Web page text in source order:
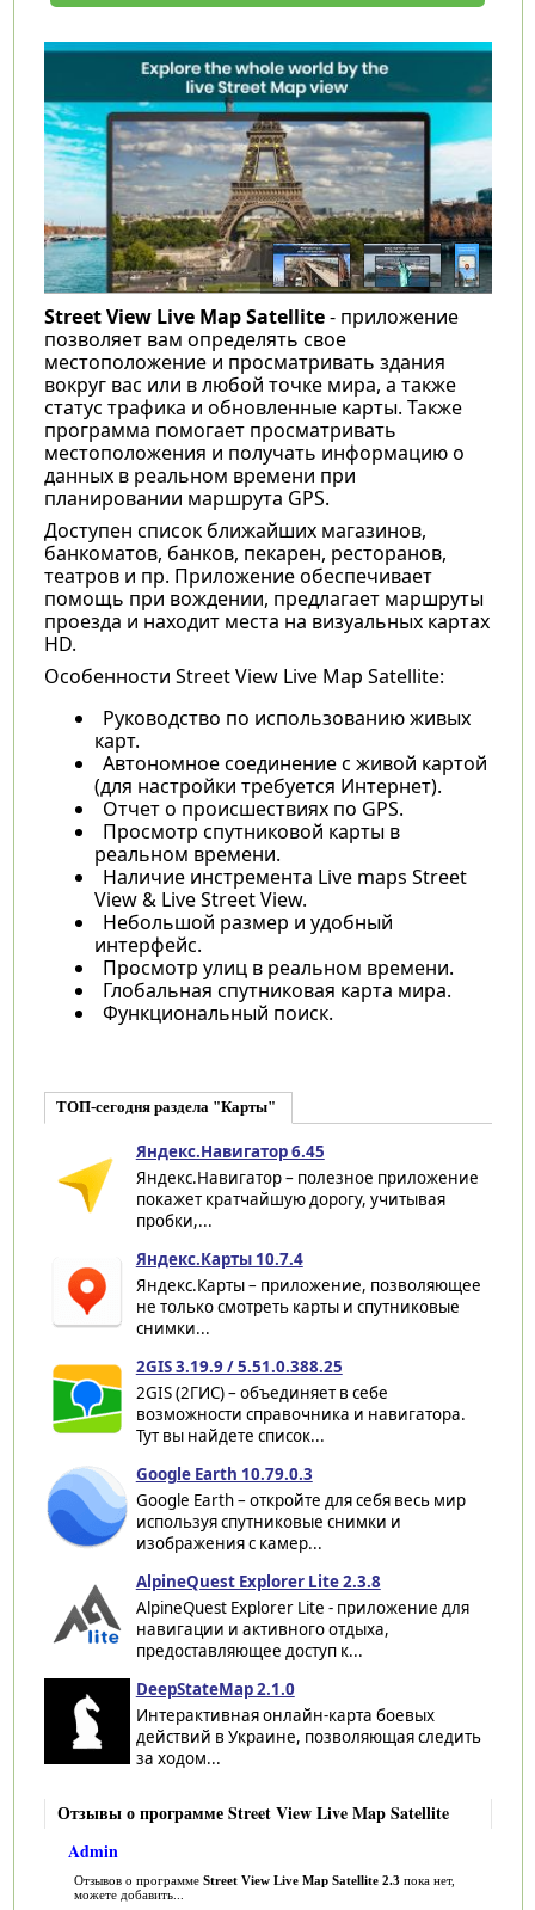
Street View Live Map Satellite- приложение
позволяет вам определять свое
местоположение и просматривать здания
вокруг вас или в любой точке мира, а также
статус трафика и обновленные карты. Также
программа помогает просматривать
местоположения и получать информацию о
данных в реальном времени при
планировании маршрута GPS.
Доступен список ближайших магазинов,
банкоматов, банков, пекарен, ресторанов,
театров и пр. Приложение обеспечивает
помощь при вождении, предлагает маршруты
проезда и находит места на визуальных картах
HD.
Особенности Street View Live Map Satellite:
Руководство по использованию живых
карт.
Автономное соединение с живой картой
(для настройки требуется Интернет).
Отчет о происшествиях по GPS.
Просмотр спутниковой карты в
реальном времени.
Наличие инстремента Live maps Street
View & Live Street View.
Небольшой размер и удобный
интерфейс.
Просмотр улиц в реальном времени.
Глобальная спутниковая карта мира.
Функциональный поиск.
ТОП-сегодня раздела "Карты"
Яндекс.Навигатор 6.45
Яндекс.Навигатор – полезное приложение
покажет кратчайшую дорогу, учитывая
пробки,...
Яндекс.Карты 10.7.4
Яндекс.Карты – приложение, позволяющее
не только смотреть карты и спутниковые
снимки...
2GIS 3.19.9 / 5.51.0.388.25
2GIS (2ГИС) – объединяет в себе
возможности справочника и навигатора.
Тут вы найдете список...
Google Earth 10.79.0.3
Google Earth – откройте для себя весь мир
используя спутниковые снимки и
изображения с камер...
AlpineQuest Explorer Lite 2.3.8
AlpineQuest Explorer Lite - приложение для
навигации и активного отдыха,
предоставляющее доступ к...
DeepStateMap 2.1.0
Интерактивная онлайн-карта боевых
действий в Украине, позволяющая следить
за ходом...
Отзывы о программе Street View Live Map Satellite
Admin
Отзывов о программе Street View Live Map Satellite 2.3 пока нет,
можете добавить...